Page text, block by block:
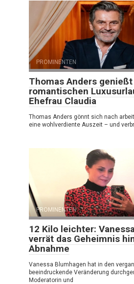
PROMINENTEN
Thomas Anders genießt
romantischen
Ehefrau Claudia
Thomas Anders gönnt sich nach
eine wohlverdiente Auszeit – und
PROMINENTEN
12 Kilo leichter:
verrät das Geheimnis
Abnahme
Vanessa Blumhagen hat in den
beeindruckende Veränderung
Moderatorin und